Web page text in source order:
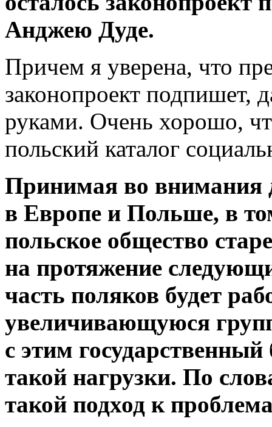
Анджею Дуде.
Причем я уверена, что
законопроект подпишет,
руками. Очень хорошо,
польский каталог
Принимая во внимания
в Европе и Польше, в
польское общество
на протяжение
часть поляков будет
увеличивающуюся
с этим
такой нагрузки. По
такой подход к